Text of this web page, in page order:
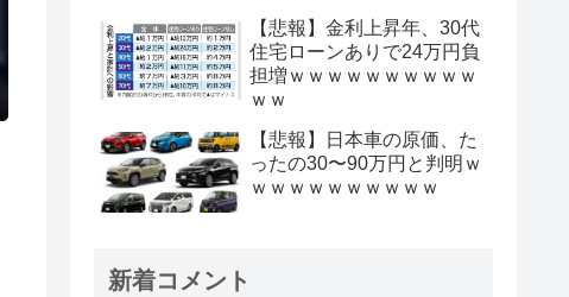
【悲報】金利上昇年、30代
住宅ローンありで24万円負
担増ｗｗｗｗｗｗｗｗｗｗ
ｗｗ
【悲報】日本車の原価、た
ったの30〜90万円と判明ｗ
ｗｗｗｗｗｗｗｗｗｗ
新着コメント